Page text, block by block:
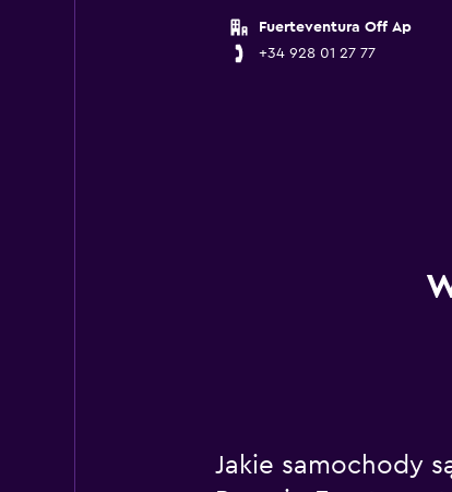
Fuerteventura Off Ap
+34 928 01 27 77
Jakie samochody